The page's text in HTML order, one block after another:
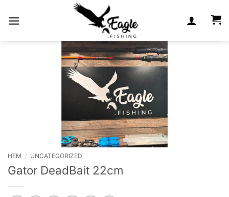
HEM / UNCATEGORIZED
Gator DeadBait 22cm